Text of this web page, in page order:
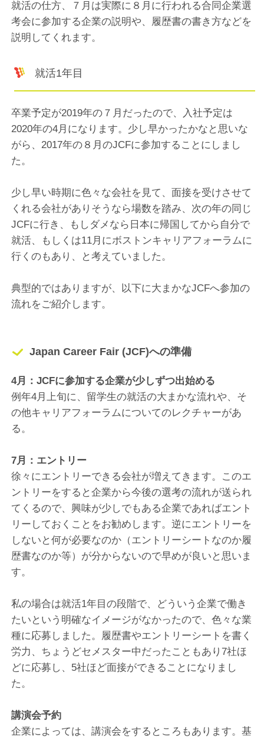
就活の仕方、７月は実際に８月に行われる合同企業選
考会に参加する企業の説明や、履歴書の書き方などを
説明してくれます。
就活1年目
卒業予定が2019年の７月だったので、入社予定は
2020年の4月になります。少し早かったかなと思いな
がら、2017年の８月のJCFに参加することにしまし
た。
少し早い時期に色々な会社を見て、面接を受けさせて
くれる会社がありそうなら場数を踏み、次の年の同じ
JCFに行き、もしダメなら日本に帰国してから自分で
就活、もしくは11月にボストンキャリアフォーラムに
行くのもあり、と考えていました。
典型的ではありますが、以下に大まかなJCFへ参加の
流れをご紹介します。
Japan Career Fair (JCF)への準備
4月：JCFに参加する企業が少しずつ出始める
例年4月上旬に、留学生の就活の大まかな流れや、そ
の他キャリアフォーラムについてのレクチャーがあ
る。
7月：エントリー
徐々にエントリーできる会社が増えてきます。このエ
ントリーをすると企業から今後の選考の流れが送られ
てくるので、興味が少しでもある企業であればエント
リーしておくことをお勧めします。逆にエントリーを
しないと何が必要なのか（エントリーシートなのか履
歴書なのか等）が分からないので早めが良いと思いま
す。
私の場合は就活1年目の段階で、どういう企業で働き
たいという明確なイメージがなかったので、色々な業
種に応募しました。履歴書やエントリーシートを書く
労力、ちょうどセメスター中だったこともあり7社ほ
どに応募し、5社ほど面接ができることになりまし
た。
講演会予約
企業によっては、講演会をするところもあります。基